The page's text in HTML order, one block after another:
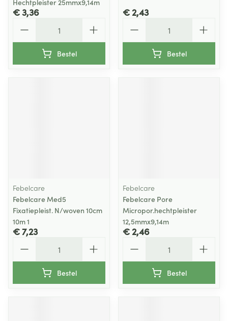
Hechtpleister 25mmx9,14m
€ 3,36
Bestel
€ 2,43
Bestel
Febelcare
Febelcare Med5
Fixatiepleist. N/woven 10cm
10m 1
€ 7,23
Bestel
Febelcare
Febelcare Pore
Micropor.hechtpleister
12,5mmx9,14m
€ 2,46
Bestel